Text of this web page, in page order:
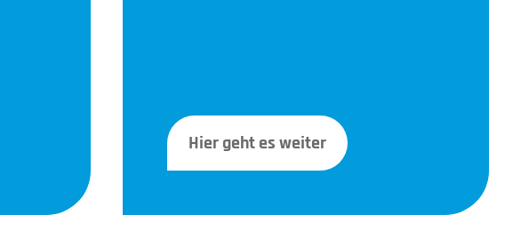
Hier geht es weiter